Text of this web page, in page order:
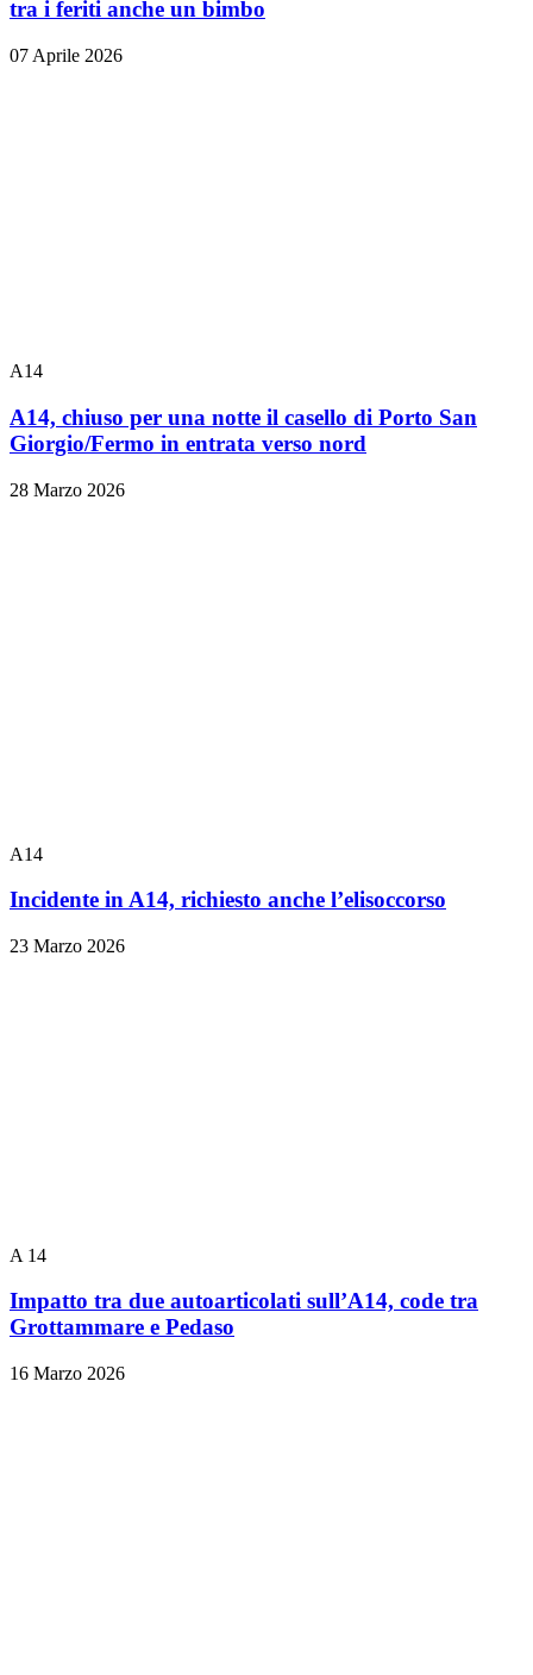
tra i feriti anche un bimbo
07 Aprile 2026
A14
A14, chiuso per una notte il casello di Porto San
Giorgio/Fermo in entrata verso nord
28 Marzo 2026
A14
Incidente in A14, richiesto anche l’elisoccorso
23 Marzo 2026
A 14
Impatto tra due autoarticolati sull’A14, code tra
Grottammare e Pedaso
16 Marzo 2026